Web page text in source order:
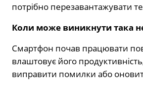
потрібно перезавантажувати
Коли може виникнути така
Смартфон почав працювати
влаштовує його
виправити помилки або